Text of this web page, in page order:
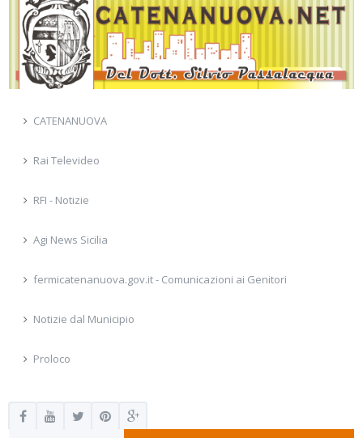
CATENANUOVA
Rai Televideo
RFI - Notizie
Agi News Sicilia
fermicatenanuova.gov.it - Comunicazioni ai Genitori
Notizie dal Municipio
Proloco